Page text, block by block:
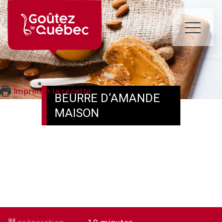
Skip
to
content
BEURRE D’AMANDE
MAISON
Imprimer la recette